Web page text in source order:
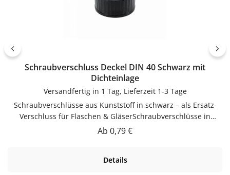
Schraubverschluss Deckel DIN 40 Schwarz mit
Dichteinlage
Versandfertig in 1 Tag, Lieferzeit 1-3 Tage
Schraubverschlüsse aus Kunststoff in schwarz – als Ersatz-
Verschluss für Flaschen & GläserSchraubverschlüsse in
schwarz als Ersatz-Verschluss für Flaschen & Gläser.
Dosen.Produktdetails auf einen BlickMaterial:
Regulärer Preis:
Ab 0,79 €
Details